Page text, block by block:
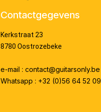
Contactgegevens
Kerkstraat 23
8780 Oostrozebeke
e-mail : contact@guitarsonly.be
Whatsapp : +32 (0)56 64 52 09